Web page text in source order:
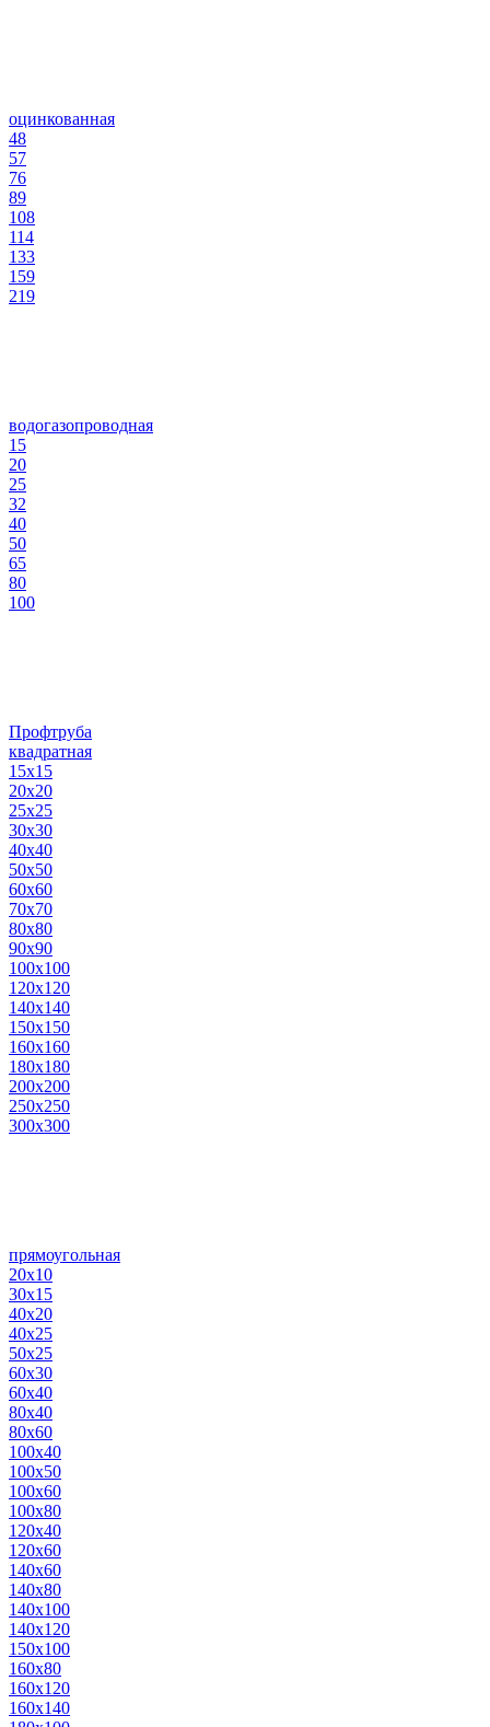
оцинкованная
48
57
76
89
108
114
133
159
219
водогазопроводная
15
20
25
32
40
50
65
80
100
Профтруба
квадратная
15х15
20х20
25х25
30х30
40х40
50х50
60х60
70х70
80х80
90х90
100х100
120х120
140х140
150х150
160х160
180х180
200х200
250х250
300х300
прямоугольная
20х10
30х15
40х20
40х25
50х25
60х30
60х40
80х40
80х60
100х40
100х50
100х60
100х80
120х40
120х60
140х60
140х80
140х100
140х120
150х100
160х80
160х120
160х140